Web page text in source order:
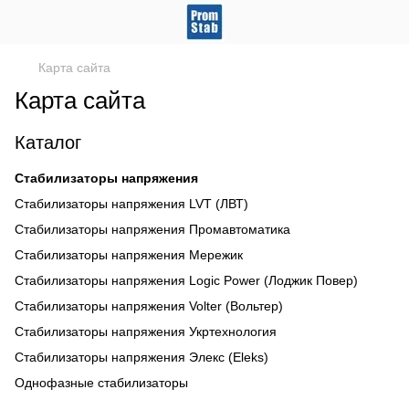
Карта сайта
Карта сайта
Каталог
Стабилизаторы напряжения
Стабилизаторы напряжения LVT (ЛВТ)
Стабилизаторы напряжения Промавтоматика
Стабилизаторы напряжения Мережик
Стабилизаторы напряжения Logic Power (Лоджик Повер)
Стабилизаторы напряжения Volter (Вольтер)
Стабилизаторы напряжения Укртехнология
Стабилизаторы напряжения Элекс (Eleks)
Однофазные стабилизаторы